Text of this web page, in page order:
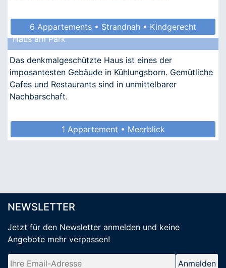
6 Appartements • Strandnah • Kindgerecht
Haus am Park
Das denkmalgeschützte Haus ist eines der
imposantesten Gebäude in Kühlungsborn. Gemütliche
Cafes und Restaurants sind in unmittelbarer
Nachbarschaft.
1 Appartement • Meerblick
NEWSLETTER
Jetzt für den Newsletter anmelden und keine
Angebote mehr verpassen!